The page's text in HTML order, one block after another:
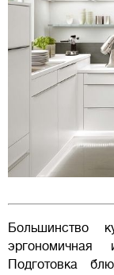
Большинство
Подготовка